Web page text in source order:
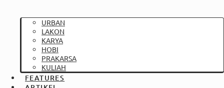
URBAN
LAKON
KARYA
HOBI
PRAKARSA
KULIAH
FEATURES